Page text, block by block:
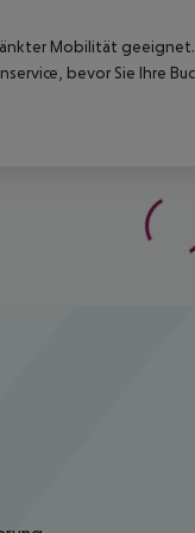
Mobilität
bevor Sie Ihre